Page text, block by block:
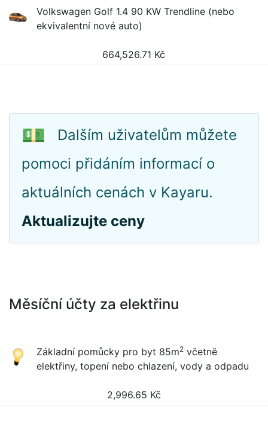
Volkswagen Golf 1.4 90 KW Trendline (nebo
ekvivalentní nové auto)
664,526.71 Kč
💵
Dalším uživatelům můžete
pomoci přidáním informací o
aktuálních cenách v Kayaru.
Aktualizujte ceny
Měsíční účty za elektřinu
Základní pomůcky pro byt 85m2 včetně
elektřiny, topení nebo chlazení, vody a odpadu
2,996.65 Kč